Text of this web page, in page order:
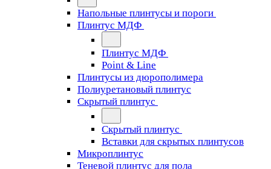
Напольные плинтусы и пороги
Плинтус МДФ
Плинтус МДФ
Point & Line
Плинтусы из дюрополимера
Полиуретановый плинтус
Скрытый плинтус
Скрытый плинтус
Вставки для скрытых плинтусов
Микроплинтус
Теневой плинтус для пола